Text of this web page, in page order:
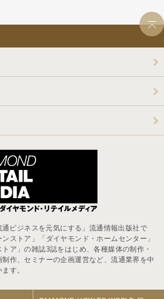
ビジネスを元気にする」流通情報出版社で
ストア」「ダイヤモンド・ホームセンター」
トア」の雑誌3誌をはじめ、各種媒体の制作・
作、セミナーの企画運営など、流通業界を中
す。